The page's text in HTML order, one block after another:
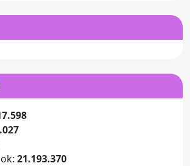
21.193.370